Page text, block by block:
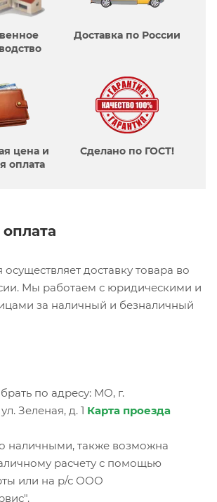
Доставка по России
цена и
оплата
Сделано по ГОСТ!
доставку товара во
Мы работаем с юридическими и
за наличный и безналичный
по адресу: МО, г.
Зеленая, д. 1 Карта проезда
наличными, также возможна
расчету с помощью
или на р/с ООО